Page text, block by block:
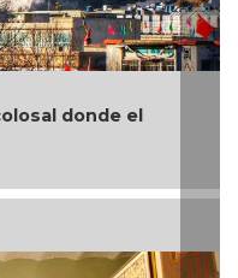
salvación”, expresa
Zenil